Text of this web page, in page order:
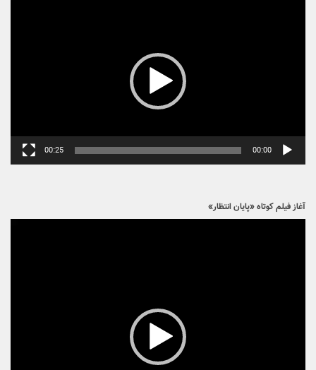
00:00
00:25
آغاز فیلم کوتاه «پایان انتظار»